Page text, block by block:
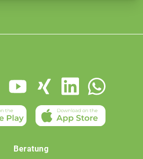
Beratung